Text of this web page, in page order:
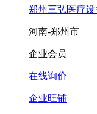
郑州三弘医疗设
河南-郑州市
企业会员
在线询价
企业旺铺